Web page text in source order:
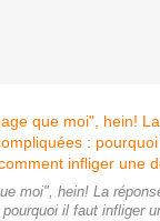
moi", hein! La
il faut infliger